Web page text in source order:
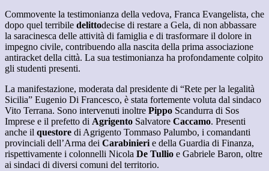
Commovente la testimonianza della vedova, Franca Evangelista, che
dopo quel terribile delittodecise di restare a Gela, di non abbassare
la saracinesca delle attività di famiglia e di trasformare il dolore in
impegno civile, contribuendo alla nascita della prima associazione
antiracket della città. La sua testimonianza ha profondamente colpito
gli studenti presenti.
La manifestazione, moderata dal presidente di “Rete per la legalità
Sicilia” Eugenio Di Francesco, è stata fortemente voluta dal sindaco
Vito Terrana. Sono intervenuti inoltre Pippo Scandurra di Sos
Imprese e il prefetto di Agrigento Salvatore Caccamo. Presenti
anche il questore di Agrigento Tommaso Palumbo, i comandanti
provinciali dell’Arma dei Carabinieri e della Guardia di Finanza,
rispettivamente i colonnelli Nicola De Tullio e Gabriele Baron, oltre
ai sindaci di diversi comuni del territorio.